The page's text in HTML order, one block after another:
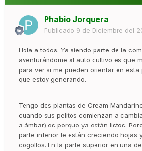
Phabio Jorquera
Publicado 9 de Diciembre del
Hola a todos. Ya siendo parte de la
aventurándome al auto cultivo es que
para ver si me pueden orientar en esta
que estoy generando.
Tengo dos plantas de Cream
cuando sus pelitos comienzan a
a ámbar) es porque ya están listos.
parte inferior le están creciendo hojas
cogollos. En la parte superior en una